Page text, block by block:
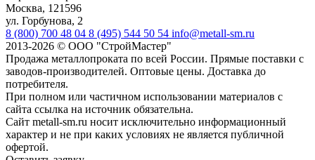
Москва, 121596
ул. Горбунова, 2
8 (800) 700 48 04 8 (495) 544 50 54 info@metall-sm.ru
2013-2026 © ООО "СтройМастер"
Продажа металлопроката по всей России. Прямые поставки с
заводов-производителей. Оптовые цены. Доставка до
потребителя.
При полном или частичном использовании материалов с
сайта ссылка на источник обязательна.
Сайт metall-sm.ru носит исключительно информационный
характер и не при каких условиях не является публичной
офертой.